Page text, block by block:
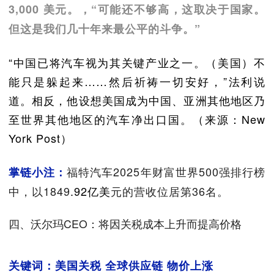
3,000 美元。，“可能还不够高，这取决于国家。
但这是我们几十年来最公平的斗争。”
“中国已将汽车视为其关键产业之一。（美国）不
能只是躲起来……然后祈祷一切安好，”法利说
道。相反，他设想美国成为中国、亚洲其他地区乃
至世界其他地区的汽车净出口国。（来源：New
York Post）
掌链小注：福特汽车2025年财富世界500强排行榜
中，以1849.92亿美元的营收位居第36名。
四、沃尔玛CEO：将因关税成本上升而提高价格
关键词：美国关税 全球供应链 物价上涨